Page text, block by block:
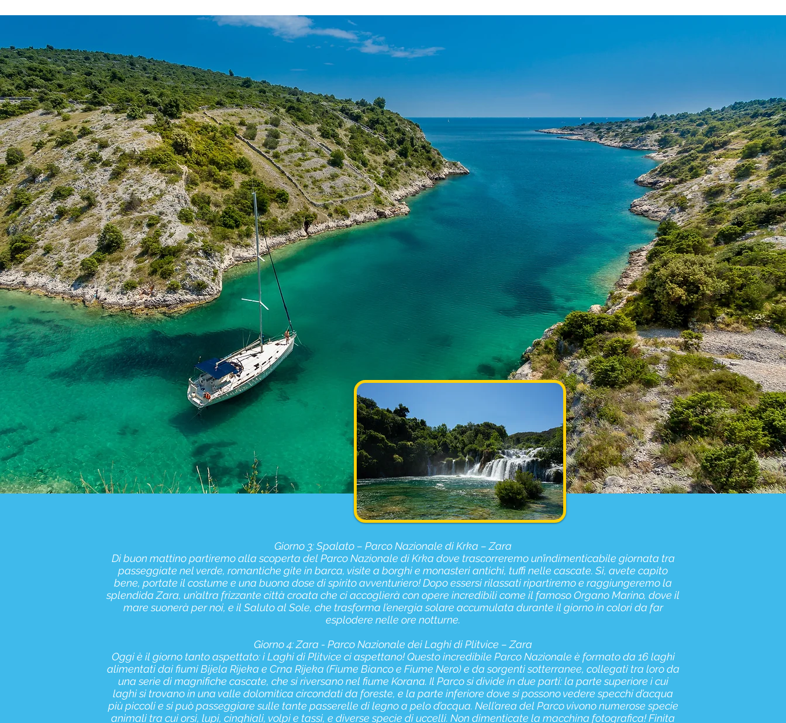
Giorno 3: Spalato – Parco Nazionale di Krka – Zara
Di buon mattino partiremo alla scoperta del Parco Nazionale di Krka dove trascorreremo un’indimenticabile giornata tra
passeggiate nel verde, romantiche gite in barca, visite a borghi e monasteri antichi, tuffi nelle cascate. Si, avete capito
bene, portate il costume e una buona dose di spirito avventuriero! Dopo essersi rilassati ripartiremo e raggiungeremo la
splendida Zara, un’altra frizzante città croata che ci accoglierà con opere incredibili come il famoso Organo Marino, dove il
mare suonerà per noi, e il Saluto al Sole, che trasforma l’energia solare accumulata durante il giorno in colori da far
esplodere nelle ore notturne.
Giorno 4: Zara - Parco Nazionale dei Laghi di Plitvice – Zara
Oggi è il giorno tanto aspettato: i Laghi di Plitvice ci aspettano! Questo incredibile Parco Nazionale è formato da 16 laghi
alimentati dai fiumi Bijela Rijeka e Crna Rijeka (Fiume Bianco e Fiume Nero) e da sorgenti sotterranee, collegati tra loro da
una serie di magnifiche cascate, che si riversano nel fiume Korana. Il Parco si divide in due parti: la parte superiore i cui
laghi si trovano in una valle dolomitica circondati da foreste, e la parte inferiore dove si possono vedere specchi d’acqua
più piccoli e si può passeggiare sulle tante passerelle di legno a pelo d’acqua. Nell’area del Parco vivono numerose specie
animali tra cui orsi, lupi, cinghiali, volpi e tassi, e diverse specie di uccelli. Non dimenticate la macchina fotografica! Finita